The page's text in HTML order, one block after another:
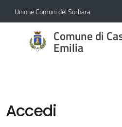
Vai al contenuto
Vai alla navigazione
Vai al footer
Unione Comuni del Sorbara
Comune di
Emilia
Comune di
Castelfranco
Amministrazione
Accedi